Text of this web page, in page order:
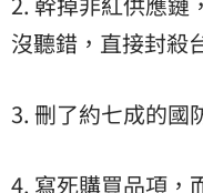
沒聽錯，直接封殺
3. 刪了約七成的國
4. 寫死購買品項，